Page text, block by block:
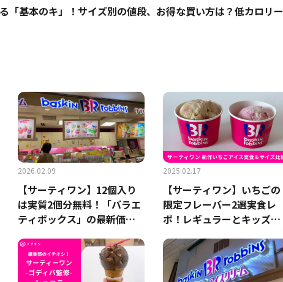
「基本のキ」！サイズ別の値段、お得な買い方は？低カロリー
2026.02.09
【サーティワン】12個入り
は実質2個分無料！「バラエ
ティボックス」の最新価格
2025.02.17
【サーティワン】いちごの
限定フレーバー2選実食レ
ポ！レギュラーとキッズサ